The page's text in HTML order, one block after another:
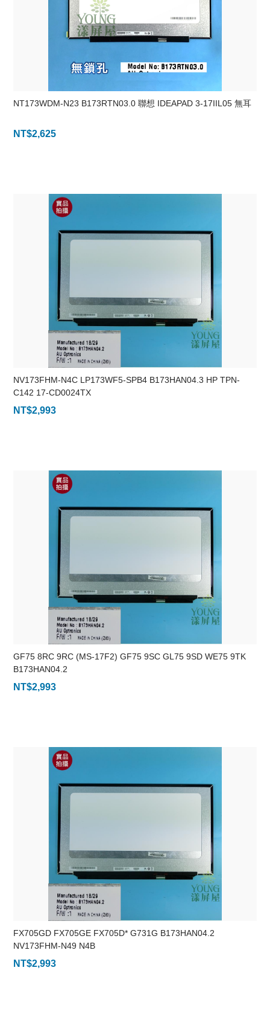
NT173WDM-N23 B173RTN03.0 聯想 IDEAPAD 3-17IIL05 無耳
NT$2,625
NV173FHM-N4C LP173WF5-SPB4 B173HAN04.3 HP TPN-
C142 17-CD0024TX
NT$2,993
GF75 8RC 9RC (MS-17F2) GF75 9SC GL75 9SD WE75 9TK
B173HAN04.2
NT$2,993
FX705GD FX705GE FX705D* G731G B173HAN04.2
NV173FHM-N49 N4B
NT$2,993